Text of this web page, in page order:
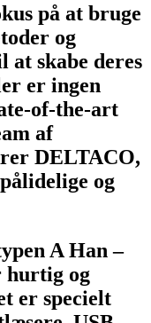
på at bruge
og
skabe deres
er ingen
of-the-art
af
DELTACO,
og
A Han –
hurtig og
er specielt